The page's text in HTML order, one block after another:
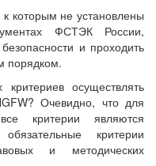
которым не установлены
ФСТЭК России,
и проходить
порядком.
осуществлять
Очевидно, что для
критерии являются
критерии
и методических